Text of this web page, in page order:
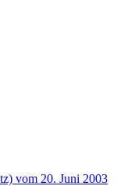
vom 20. Juni 2003